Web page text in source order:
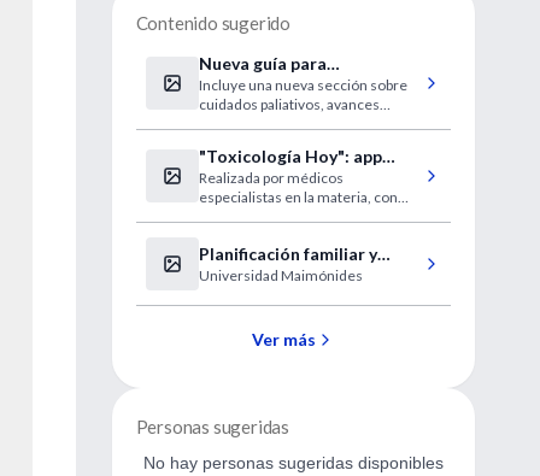
Contenido sugerido
Nueva guía para
Enfermedad de Parkinson
(Canadá)
Incluye una nueva sección sobre
cuidados paliativos, avances
"Toxicología Hoy": app
gratuita de gran utilidad y
rigor científico
Realizada por médicos
especialistas en la materia, con
internacional
Planificación familiar y
salud sexual en personas
transgénero
Universidad Maimónides
Ver más
Personas sugeridas
No hay personas sugeridas disponibles